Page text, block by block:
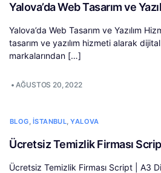
Yalova’da Web Tasarım ve
Yalova’da Web Tasarım ve Yazılım
tasarım ve yazılım hizmeti alarak
markalarından […]
•AĞUSTOS 20, 2022
BLOG, İSTANBUL,YALOVA
Ücretsiz Temizlik Firması
Ücretsiz Temizlik Firması Script | A3